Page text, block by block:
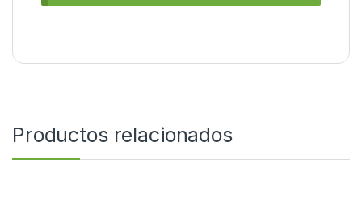
Productos relacionados